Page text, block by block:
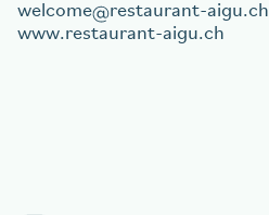
welcome
restaurant-aigu.ch
www.restaurant-aigu.ch